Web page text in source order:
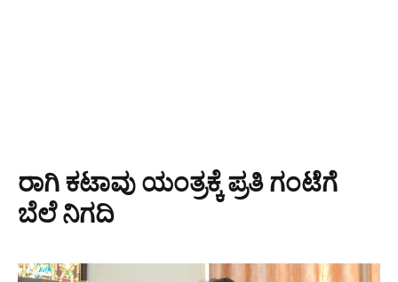
ರಾಗಿ ಕಟಾವು ಯಂತ್ರಕ್ಕೆ ಪ್ರತಿ ಗಂಟೆಗೆ
ಬೆಲೆ ನಿಗದಿ